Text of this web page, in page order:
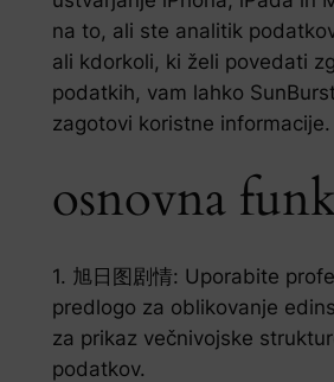
na to, ali ste analitik
ali kdorkoli, ki želi povedati
podatkih, vam lahko
zagotovi koristne informacije.
osnovna
1. 旭日图剧情: Uporabite
predlogo za oblikovanje
za prikaz večnivojske
podatkov.